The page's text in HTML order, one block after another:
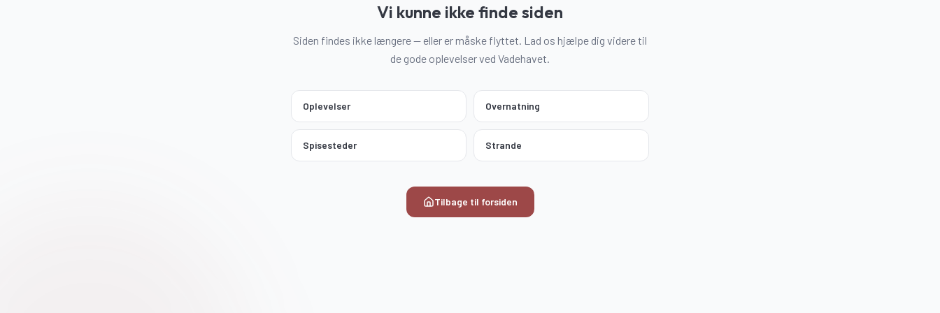
Vi kunne ikke finde siden
Siden findes ikke længere — eller er måske flyttet. Lad os hjælpe dig videre til
de gode oplevelser ved Vadehavet.
Oplevelser Overnatning
Spisesteder Strande
Tilbage til forsiden